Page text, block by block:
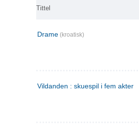
Tittel
Drame (kroatisk)
Vildanden : skuespil i fem akter